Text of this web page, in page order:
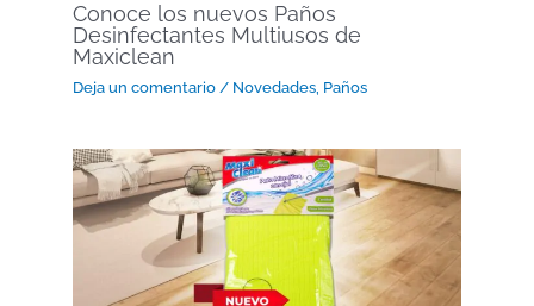
Conoce los nuevos Paños
Desinfectantes Multiusos de
Maxiclean
Deja un comentario / Novedades Paños